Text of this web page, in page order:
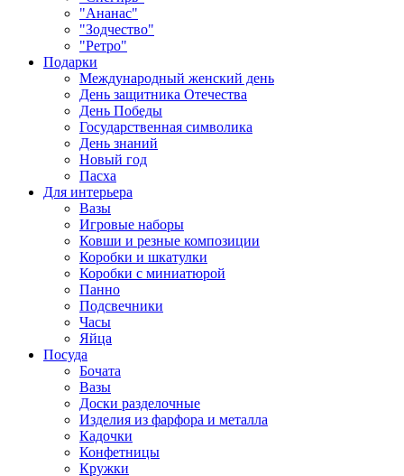
"Ананас"
"Зодчество"
"Ретро"
Подарки
Международный женский день
День защитника Отечества
День Победы
Государственная символика
День знаний
Новый год
Пасха
Для интерьера
Вазы
Игровые наборы
Ковши и резные композиции
Коробки и шкатулки
Коробки с миниатюрой
Панно
Подсвечники
Часы
Яйца
Посуда
Бочата
Вазы
Доски разделочные
Изделия из фарфора и металла
Кадочки
Конфетницы
Кружки